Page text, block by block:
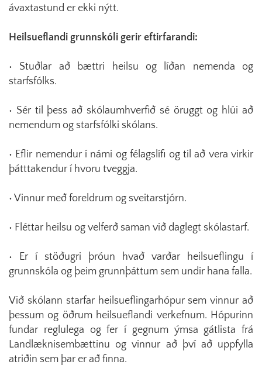
ávaxtastund er ekki nýtt.
Heilsueflandi grunnskóli gerir eftirfarandi:
• Stuðlar að bættri heilsu og líðan nemenda og
starfsfólks.
• Sér til þess að skólaumhverfið sé öruggt og hlúi að
nemendum og starfsfólki skólans.
• Eflir nemendur í námi og félagslífi og til að vera virkir
þátttakendur í hvoru tveggja.
• Vinnur með foreldrum og sveitarstjórn.
• Fléttar heilsu og velferð saman við daglegt skólastarf.
• Er í stöðugri þróun hvað varðar heilsueflingu í
grunnskóla og þeim grunnþáttum sem undir hana falla.
Við skólann starfar heilsueflingarhópur sem vinnur að
þessum og öðrum heilsueflandi verkefnum. Hópurinn
fundar reglulega og fer í gegnum ýmsa gátlista frá
Landlæknisembættinu og vinnur að því að uppfylla
atriðin sem þar er að finna.